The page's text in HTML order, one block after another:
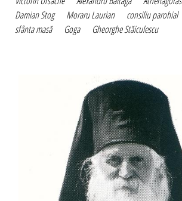
Damian Stog
Moraru Laurian consiliu parohial
sfânta masă
Goga Gheorghe Stăiculescu